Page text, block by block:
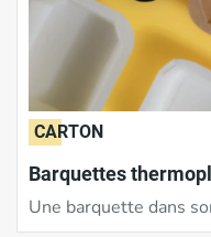
CARTON
Barquettes
Une barquette dans